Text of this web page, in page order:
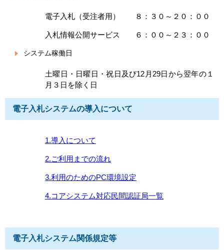
電子入札（受注者用） ８：３０～２０：００
入札情報公開サービス ６：００～２３：００
システム稼働日
土曜日・日曜日・祝日及び12月29日から翌年の１
月３日を除く日
電子入札システムの導入について
1.導入について
2.ご利用までの流れ
3.利用のためのPC環境設定
4.コアシステム対応民間認証局一覧
電子入札システム関係規定等